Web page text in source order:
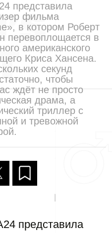
представила
фильма
в котором Роберт
перевоплощается в
американского
Криса Хансена.
секунд
чтобы
ждёт не просто
драма, а
триллер с
и тревожной
представила